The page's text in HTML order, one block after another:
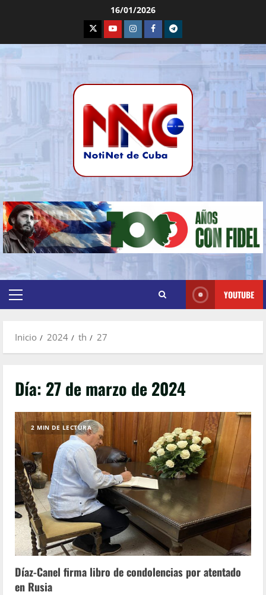
16/01/2026
YOUTUBE
Inicio 2024 th 27
Día: 27 de marzo de 2024
2 MIN DE LECTURA
Díaz-Canel firma libro de condolencias por atentado
en Rusia